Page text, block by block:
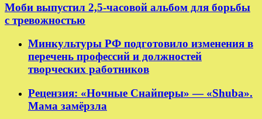
Моби выпустил 2,5-часовой альбом для борьбы
с тревожностью
Минкультуры РФ подготовило изменения в
перечень профессий и должностей
творческих работников
Рецензия: «Ночные Снайперы» — «Shuba».
Мама замёрзла